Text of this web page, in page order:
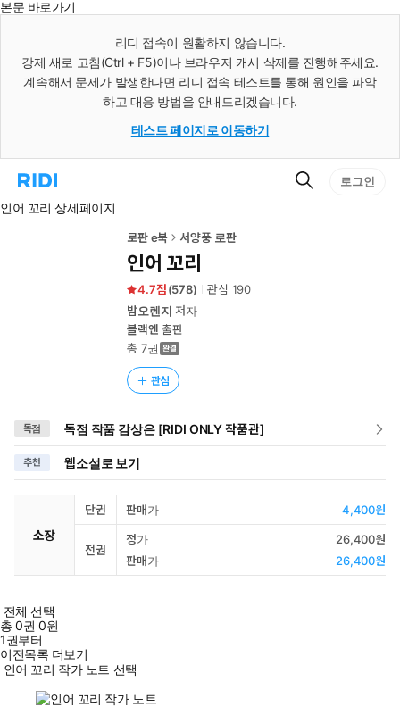
본문 바로가기
리디 접속이 원활하지 않습니다.
강제 새로 고침(Ctrl + F5)이나 브라우저 캐시 삭제를 진행해주세요.
계속해서 문제가 발생한다면 리디 접속 테스트를 통해 원인을 파악
하고 대응 방법을 안내드리겠습니다.
테스트 페이지로 이동하기
리
홈
검
로그인
인어 꼬리 상세페이지
로판 e북 서양풍 로판
인어 꼬리
4.7 (578) 관심 190
밤오렌지 저자
블랙엔 출판
총 7권
관심
독점 독점 작품 감상은 [RIDI ONLY 작품관]
추천 웹소설로 보기
소장
단권 판매가 4,400원
전권
정가
26,400원
판매가
26,400원
전체 선택
총0권 0원
1권부터
이전목록 더보기
인어 꼬리 작가 노트 선택